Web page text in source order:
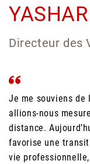
Directeur des
Je me souviens
allions-nous
distance.
favorise une
vie